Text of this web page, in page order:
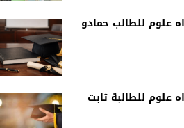
علوم للطالب حمادو
علوم للطالبة ثابت